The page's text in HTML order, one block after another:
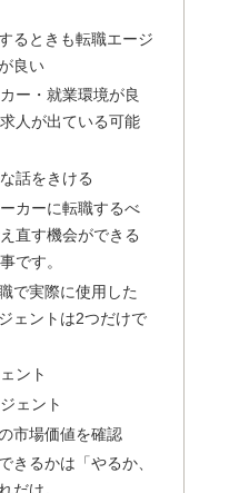
るときも転職エージ
良い
ー・就業環境が良
人が出ている可能
話をきける
カーに転職するべ
直す機会ができる
です。
で実際に使用した
ェントは2つだけで
ント
ェント
市場価値を確認
きるかは「やるか、